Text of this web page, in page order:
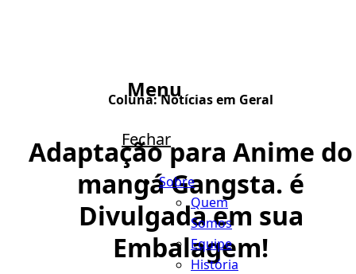
Menu
Fechar
Sobre
Quem
Somos
Equipe
História
Coluna:Notícias em Geral
Adaptação para Anime do
mangá Gangsta. é
Divulgada em sua
Embalagem!